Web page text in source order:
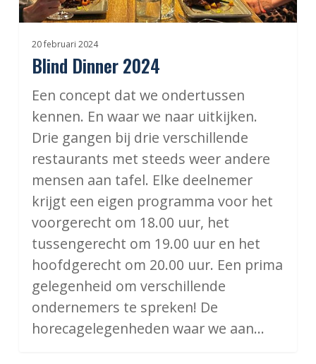
20 februari 2024
Blind Dinner 2024
Een concept dat we ondertussen
kennen. En waar we naar uitkijken.
Drie gangen bij drie verschillende
restaurants met steeds weer andere
mensen aan tafel. Elke deelnemer
krijgt een eigen programma voor het
voorgerecht om 18.00 uur, het
tussengerecht om 19.00 uur en het
hoofdgerecht om 20.00 uur. Een prima
gelegenheid om verschillende
ondernemers te spreken! De
horecagelegenheden waar we aan…